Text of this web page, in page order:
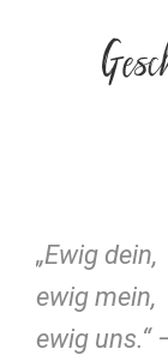
„Ewig dein,
ewig mein,
ewig uns.“